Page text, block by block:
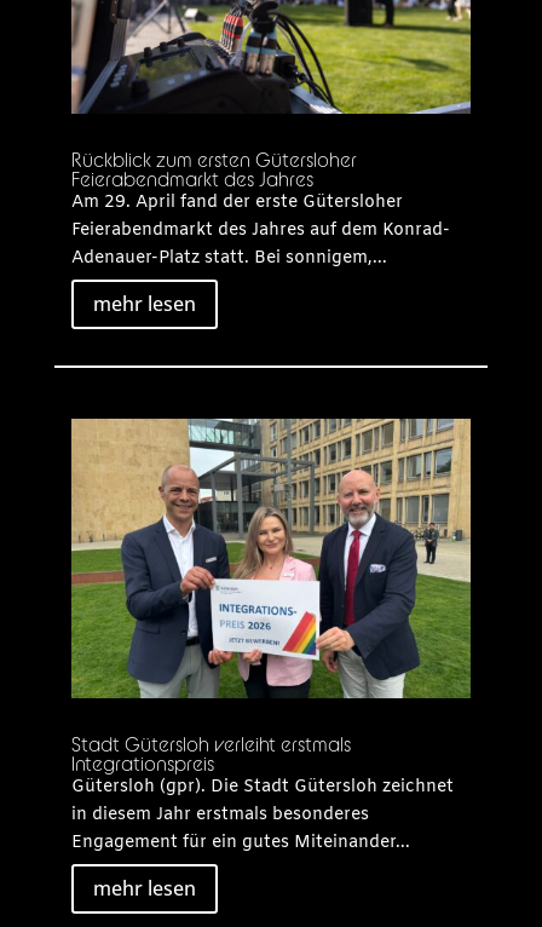
Rückblick zum ersten Gütersloher
Feierabendmarkt des Jahres
Am 29. April fand der erste Gütersloher
Feierabendmarkt des Jahres auf dem Konrad-
Adenauer-Platz statt. Bei sonnigem,...
mehr lesen
Stadt Gütersloh verleiht erstmals
Integrationspreis
Gütersloh (gpr). Die Stadt Gütersloh zeichnet
in diesem Jahr erstmals besonderes
Engagement für ein gutes Miteinander...
mehr lesen